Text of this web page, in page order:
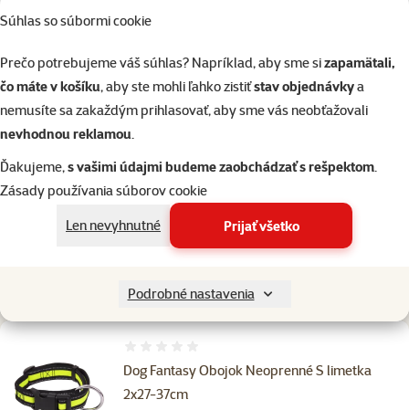
Súhlas so súbormi cookie
Prečo potrebujeme váš súhlas? Napríklad, aby sme sizapamätali,
čo máte v košíku, aby ste mohli ľahko zistiťstav objednávkya
nemusíte sa zakaždým prihlasovať, aby sme vás neobťažovali
nevhodnou reklamou.
Ďakujeme,s vašimi údajmi budeme zaobchádzať s rešpektom.
Zásady používania súborov cookie
Len nevyhnutné
Prijať všetko
Podrobné nastavenia
Do košíka
Podobné produkty
Hodnotenie 0%
Cena
5,59 €
Dog Fantasy Obojok Neoprenné S limetka
2x27-37cm